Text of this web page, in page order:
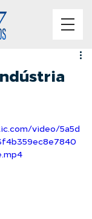
video/5a5d